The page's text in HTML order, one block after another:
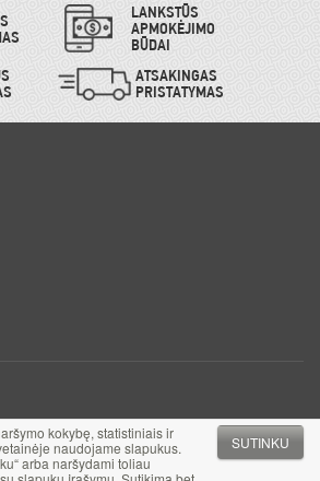
kokybę, statistiniais ir
naudojame slapukus.
arba naršydami toliau
SUTINKU
LANKSTŪS
APMOKĖJIMO
BŪDAI
ATSAKINGAS
PRISTATYMAS